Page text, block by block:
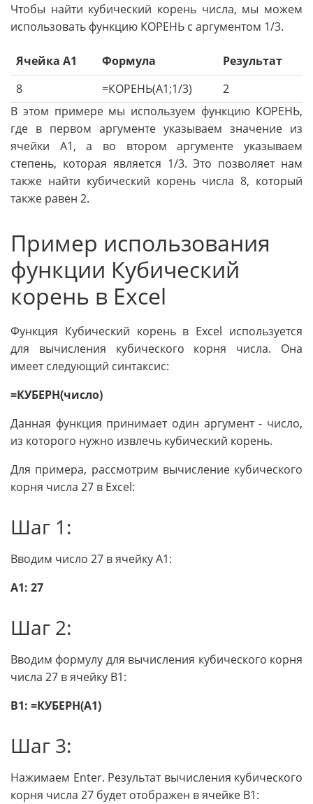
Чтобы найти кубический корень числа, мы можем
использовать функцию КОРЕНЬ с аргументом 1/3.
Ячейка A1 Формула
Результат
8
=КОРЕНЬ(A1;1/3)
2
В этом примере мы используем функцию КОРЕНЬ,
где в первом аргументе указываем значение из
ячейки A1, а во втором аргументе указываем
степень, которая является 1/3. Это позволяет нам
также найти кубический корень числа 8, который
также равен 2.
Пример использования
функции Кубический
корень в Excel
Функция Кубический корень в Excel используется
для вычисления кубического корня числа. Она
имеет следующий синтаксис:
=КУБЕРН(число)
Данная функция принимает один аргумент - число,
из которого нужно извлечь кубический корень.
Для примера, рассмотрим вычисление кубического
корня числа 27 в Excel:
Шаг 1:
Вводим число 27 в ячейку A1:
A1: 27
Шаг 2:
Вводим формулу для вычисления кубического корня
числа 27 в ячейку B1:
B1: =КУБЕРН(A1)
Шаг 3:
Нажимаем Enter. Результат вычисления кубического
корня числа 27 будет отображен в ячейке B1: